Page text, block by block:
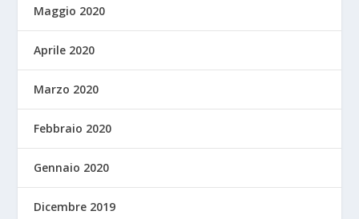
Maggio 2020
Aprile 2020
Marzo 2020
Febbraio 2020
Gennaio 2020
Dicembre 2019